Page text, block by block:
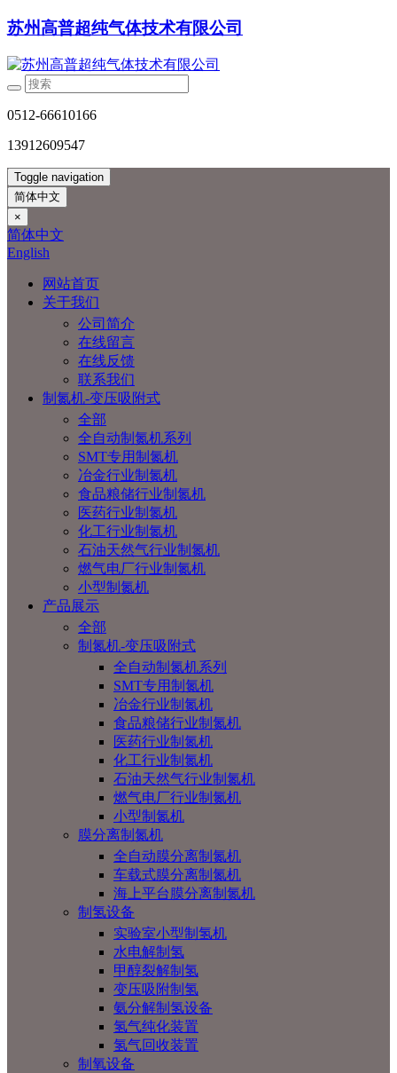
苏州高普超纯气体技术有限公司
0512-66610166
13912609547
Toggle navigation
简体中文
×
简体中文
English
网站首页
关于我们
公司简介
在线留言
在线反馈
联系我们
制氮机-变压吸附式
全部
全自动制氮机系列
SMT专用制氮机
冶金行业制氮机
食品粮储行业制氮机
医药行业制氮机
化工行业制氮机
石油天然气行业制氮机
燃气电厂行业制氮机
小型制氮机
产品展示
全部
制氮机-变压吸附式
全自动制氮机系列
SMT专用制氮机
冶金行业制氮机
食品粮储行业制氮机
医药行业制氮机
化工行业制氮机
石油天然气行业制氮机
燃气电厂行业制氮机
小型制氮机
膜分离制氮机
全自动膜分离制氮机
车载式膜分离制氮机
海上平台膜分离制氮机
制氢设备
实验室小型制氢机
水电解制氢
甲醇裂解制氢
变压吸附制氢
氨分解制氢设备
氢气纯化装置
氢气回收装置
制氧设备